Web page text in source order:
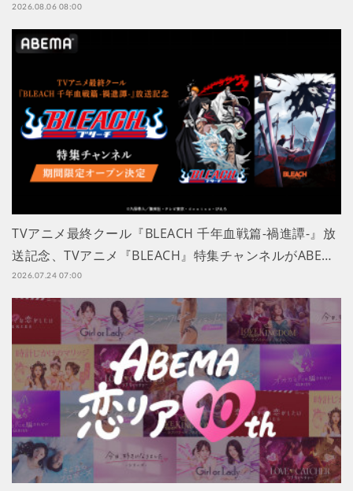
2026.08.06 08:00
TVアニメ最終クール『BLEACH 千年血戦篇-禍進譚-』放
送記念、TVアニメ『BLEACH』特集チャンネルがABE…
2026.07.24 07:00